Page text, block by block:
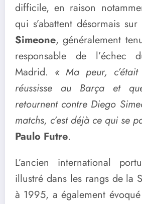
difficile, en raison
qui s’abattent désormais
Simeone, généralement
responsable de l’échec
Madrid. « Ma peur,
réussisse au Barça et
retournent contre Diego
matchs, c’est déjà ce qui se
Paulo Futre.
L’ancien international
illustré dans les rangs de la
à 1995, a également